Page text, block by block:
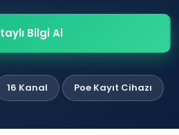
Bilgi Al
16 Kanal Poe Kayıt Cihazı